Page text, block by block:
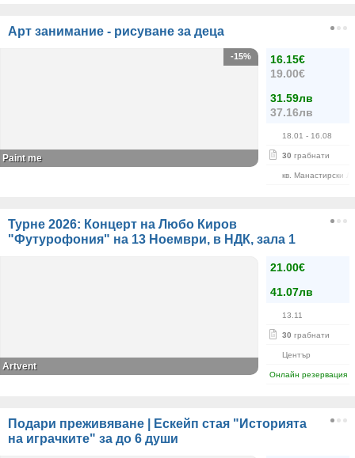
Арт занимание - рисуване за деца
16.15€
19.00€
31.59лв
37.16лв
18.01 - 16.08
30 грабнати
кв. Манастирски
-15%
Paint me
Турне 2026: Концерт на Любо Киров
"Футурофония" на 13 Ноември, в НДК, зала 1
21.00€
41.07лв
13.11
30 грабнати
Център
Онлайн резервация
Artvent
Подари преживяване | Ескейп стая "Историята
на играчките" за до 6 души